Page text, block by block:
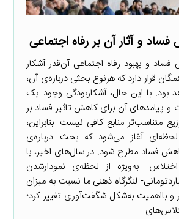
و آثار آن بر رفاه اجتماعی
و بهبود رفاه اجتماعی آن‌قدر آشکار
قرار دارد که هرنوع بحثی درباره‌ی آن،
بود. با این حال، آشکاربودگی وجود یک
و پیامدهای آن برای کاهش تاثیر فساد بر
متناسب‌تر منابع کافی نیست. بنابراین،
آغاز می‌شود که بحث درباره‌ی
فساد مطرح شود. در سال‌های اخیر، با
اختلاس -به‌ویژه از لحظه‌ی نمودارشدن
لنگرگاه ذهنی ما نسبت به میزان
و بااهمیت به‌شکل شگفت‌آوری تغییر کرد؛
...